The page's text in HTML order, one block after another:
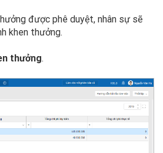
được phê duyệt, nhân sự sẽ
khen thưởng.
thưởng.